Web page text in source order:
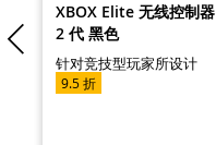
XBOX Elite 无线控制器
2 代 黑色
针对竞技型玩家所设计
9.5 折